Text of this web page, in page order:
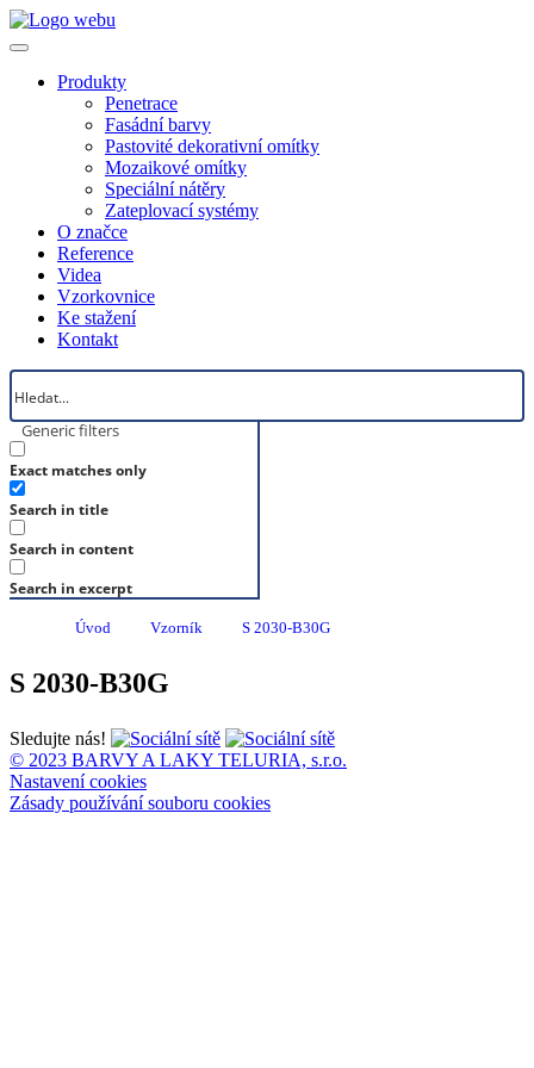
Produkty
Penetrace
Fasádní barvy
Pastovité dekorativní omítky
Mozaikové omítky
Speciální nátěry
Zateplovací systémy
O značce
Reference
Videa
Vzorkovnice
Ke stažení
Kontakt
Generic filters
Exact matches only
Search in title
Search in content
Search in excerpt
Úvod Vzorník S 2030-B30G
S 2030-B30G
Sledujte nás!
© 2023 BARVY A LAKY TELURIA, s.r.o.
Nastavení cookies
Zásady používání souboru cookies